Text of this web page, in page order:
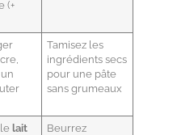
(+
Tamisez les
ingrédients secs
pour une pâte
sans grumeaux
lelait
Beurrez